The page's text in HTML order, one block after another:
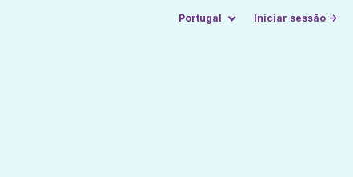
Portugal Iniciar sessão →